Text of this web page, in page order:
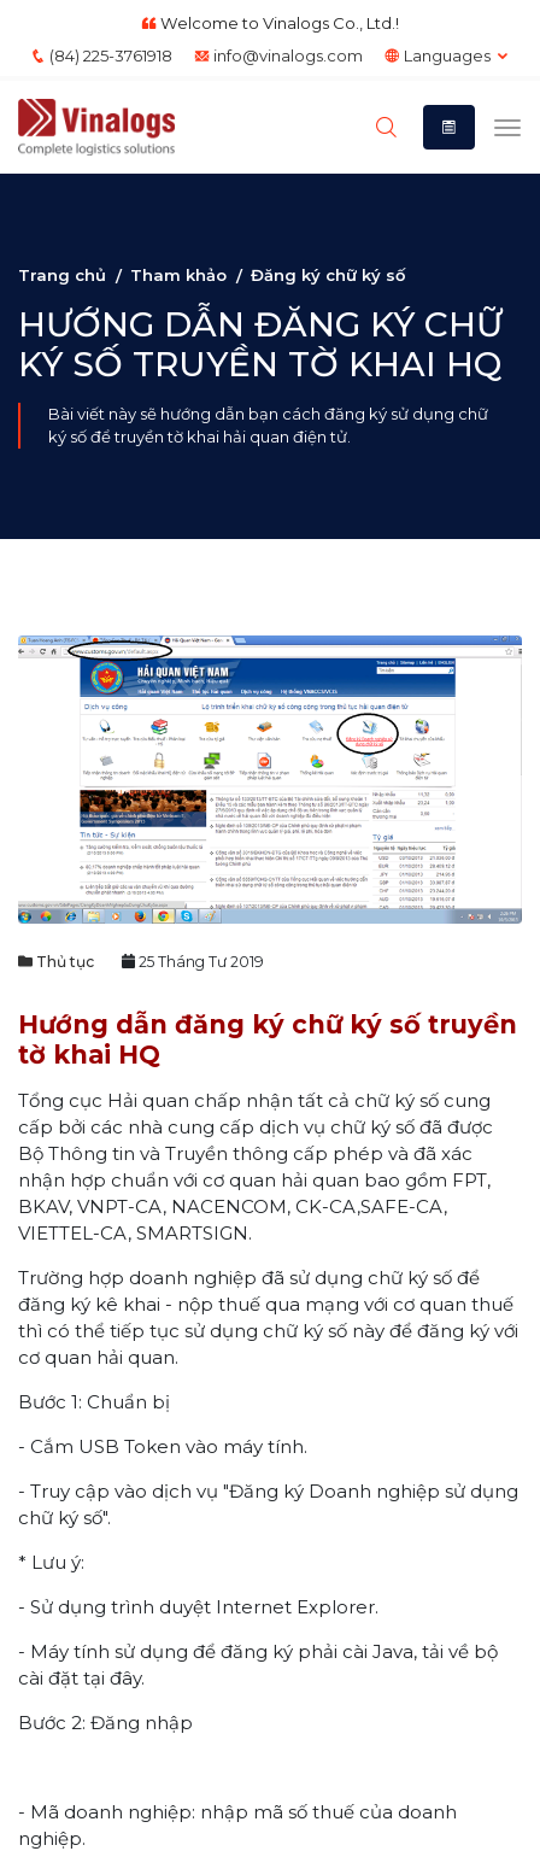
Welcome to Vinalogs Co., Ltd.!
(84) 225-3761918
info@vinalogs.com Languages
Trang chủ Tham khảo Đăng ký chữ ký số
HƯỚNG DẪN ĐĂNG KÝ CHỮ
KÝ SỐ TRUYỀN TỜ KHAI HQ
Bài viết này sẽ hướng dẫn bạn cách đăng ký sử dụng chữ
ký số để truyền tờ khai hải quan điện tử.
Thủ tục 25 Tháng Tư 2019
Hướng dẫn đăng ký chữ ký số truyền
tờ khai HQ
Tổng cục Hải quan chấp nhận tất cả chữ ký số cung
cấp bởi các nhà cung cấp dịch vụ chữ ký số đã được
Bộ Thông tin và Truyền thông cấp phép và đã xác
nhận hợp chuẩn với cơ quan hải quan bao gồm FPT,
BKAV, VNPT-CA, NACENCOM, CK-CA,SAFE-CA,
VIETTEL-CA, SMARTSIGN.
Trường hợp doanh nghiệp đã sử dụng chữ ký số để
đăng ký kê khai - nộp thuế qua mạng với cơ quan thuế
thì có thể tiếp tục sử dụng chữ ký số này để đăng ký với
cơ quan hải quan.
Bước 1: Chuẩn bị
- Cắm USB Token vào máy tính.
- Truy cập vào dịch vụ "Đăng ký Doanh nghiệp sử dụng
chữ ký số".
* Lưu ý:
- Sử dụng trình duyệt Internet Explorer.
- Máy tính sử dụng để đăng ký phải cài Java, tải về bộ
cài đặt tại đây.
Bước 2: Đăng nhập
- Mã doanh nghiệp: nhập mã số thuế của doanh
nghiệp.